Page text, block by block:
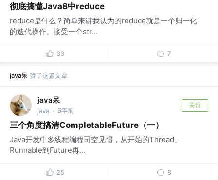
彻底搞懂Java8中reduce
reduce是什么？简单来讲我认为的reduce就是一个归一化
的迭代操作。接受一个str...
33 7
java呆 赞了这篇文章
java呆
java · 6年前
关注
三个角度搞清CompletableFuture（一）
Java开发中多线程编程司空见惯，从开始的Thread、
Runnable到Future再...
25 8